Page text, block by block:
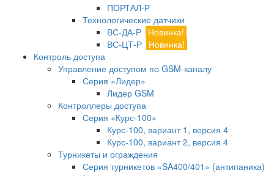
ПОРТАЛ-Р
Технологические датчики
ВС-ДА-Р Новинка!
ВС-ЦТ-Р Новинка!
Контроль доступа
Управление доступом по GSM-каналу
Серия «Лидер»
Лидер GSM
Контроллеры доступа
Серия «Курс-100»
Курс-100, вариант 1, версия 4
Курс-100, вариант 2, версия 4
Турникеты и ограждения
Серия турникетов «SA400/401» (антипаника)